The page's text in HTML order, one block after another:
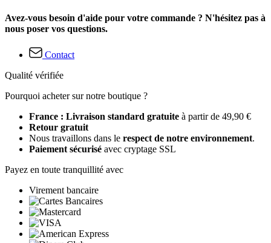
Avez-vous besoin d'aide pour votre commande ? N'hésitez pas à
nous poser vos questions.
Contact
Qualité vérifiée
Pourquoi acheter sur notre boutique ?
France : Livraison standard gratuite à partir de 49,90 €
Retour gratuit
Nous travaillons dans le respect de notre environnement.
Paiement sécurisé avec cryptage SSL
Payez en toute tranquillité avec
Virement bancaire